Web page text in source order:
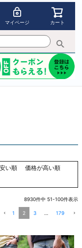
マイページ カート
い順
価格が高い順
8930件中 51-100件表示
1 2 3 … 179